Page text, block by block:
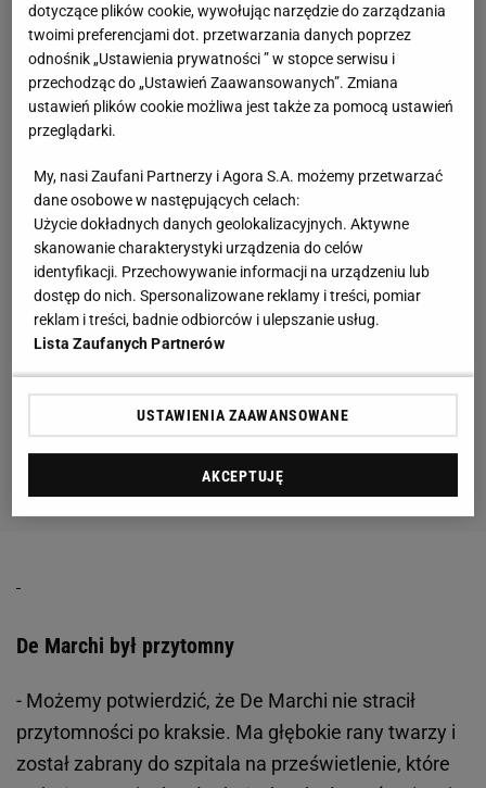
De Marchi był przytomny
- Możemy potwierdzić, że De Marchi nie stracił
przytomności po kraksie. Ma głębokie rany twarzy i
został zabrany do szpitala na prześwietlenie, które
dotyczące plików cookie, wywołując narzędzie do zarządzania
twoimi preferencjami dot. przetwarzania danych poprzez
odnośnik „Ustawienia prywatności ” w stopce serwisu i
przechodząc do „Ustawień Zaawansowanych”. Zmiana
ustawień plików cookie możliwa jest także za pomocą ustawień
przeglądarki.
My, nasi Zaufani Partnerzy i Agora S.A. możemy przetwarzać
dane osobowe w następujących celach:
Użycie dokładnych danych geolokalizacyjnych. Aktywne
skanowanie charakterystyki urządzenia do celów
identyfikacji. Przechowywanie informacji na urządzeniu lub
dostęp do nich. Spersonalizowane reklamy i treści, pomiar
reklam i treści, badnie odbiorców i ulepszanie usług.
Lista Zaufanych Partnerów
USTAWIENIA ZAAWANSOWANE
AKCEPTUJĘ